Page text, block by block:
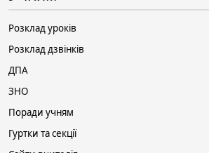
Розклад уроків
Розклад дзвінків
ДПА
ЗНО
Поради учням
Гуртки та секції